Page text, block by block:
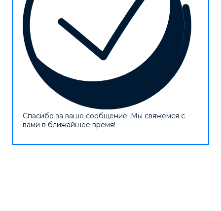
Спасибо за ваше сообщение! Мы свяжемся с
вами в ближайшее время!